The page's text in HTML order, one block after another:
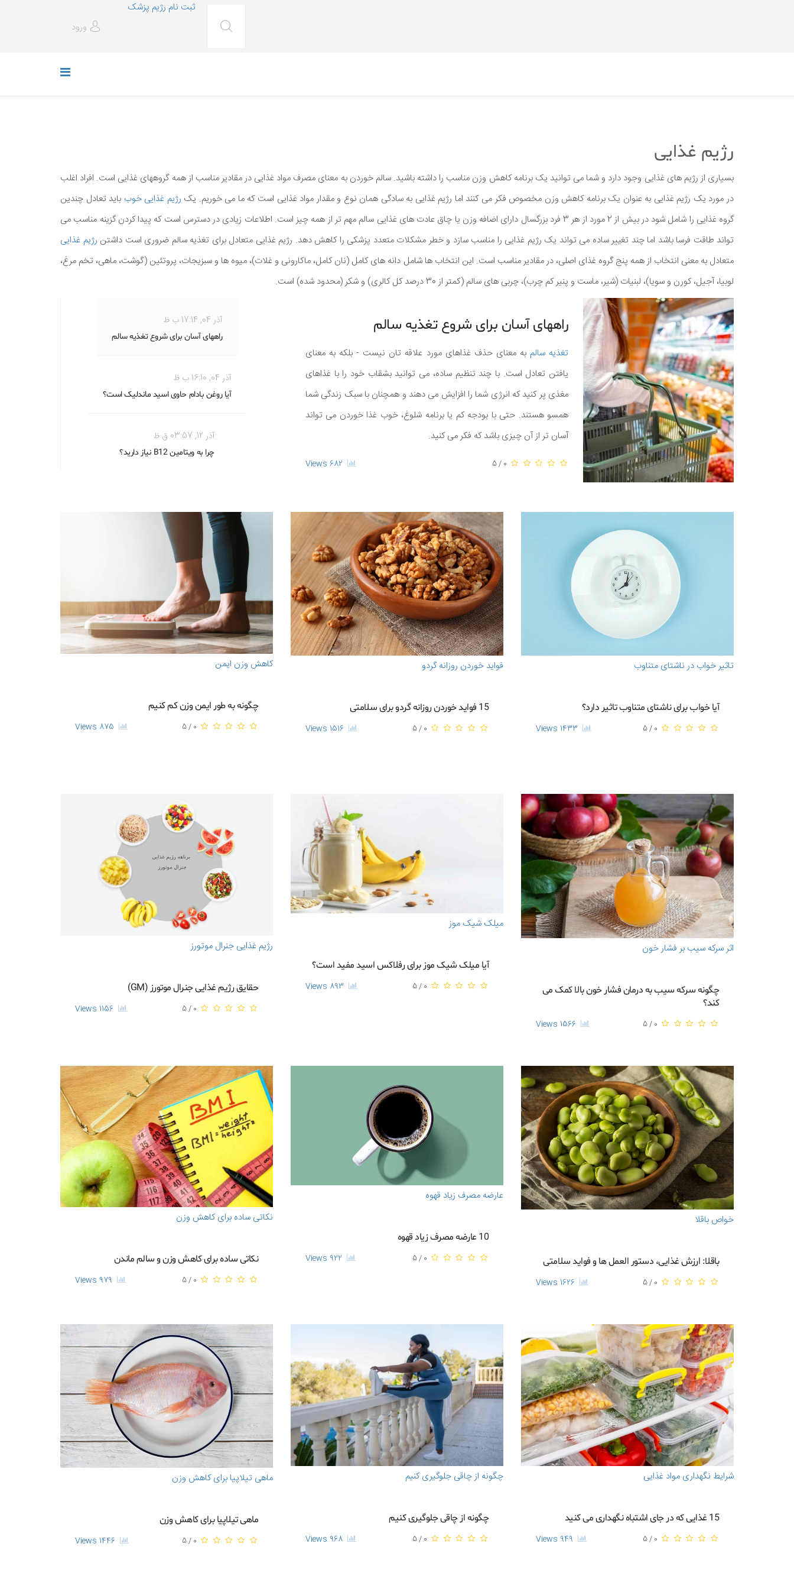
ثبت نام رژیم پزشک
ورود
رژیم غذایی
بسیاری از رژیم های غذایی وجود دارد و شما می توانید یک برنامه کاهش وزن مناسب را داشته باشید. سالم خوردن به معنای مصرف مواد غذایی در مقادیر مناسب از همه گروههای غذایی است. افراد اغلب
در مورد یک رژیم غذایی به عنوان یک برنامه کاهش وزن مخصوص فکر می کنند اما رژیم غذایی به سادگی همان نوع و مقدار مواد غذایی است که ما می خوریم. یک رژیم غذایی خوب باید تعادل چندین
گروه غذایی را شامل شود در بیش از 2 مورد از هر 3 فرد بزرگسال دارای اضافه وزن یا چاق عادت های غذایی سالم مهم تر از همه چیز است. اطلاعات زیادی در دسترس است که پیدا کردن گزینه مناسب می
تواند طاقت فرسا باشد اما چند تغییر ساده می تواند یک رژیم غذایی را مناسب سازد و خطر مشکلات متعدد پزشکی را کاهش دهد. رژیم غذایی متعادل برای تغذیه سالم ضروری است داشتن رژیم غذایی
متعادل به معنی انتخاب از همه پنج گروه غذای اصلی، در مقادیر مناسب است. این انتخاب ها شامل دانه های کامل (نان کامل، ماکارونی و غلات)، میوه ها و سبزیجات، پروتئین (گوشت، ماهی، تخم مرغ،
لوبیا، آجیل، کورن و سویا)، لبنیات (شیر، ماست و پنیر کم چرب)، چربی های سالم (کمتر از 30 درصد کل کالری) و شکر (محدود شده) است.
راههای آسان برای شروع تغذیه سالم‌
تغذیه سالمبه معنای حذف غذاهای مورد علاقه ‌تان نیست - بلکه به معنای
یافتن تعادل است. با چند تنظیم ساده، می ‌توانید بشقاب خود را با غذاهای
مغذی پر کنید که انرژی شما را افزایش می ‌دهند و همچنان با سبک زندگی شما
همسو هستند. حتی با بودجه کم یا برنامه شلوغ، خوب غذا خوردن می ‌تواند
آسان‌ تر از آن چیزی باشد که فکر می ‌کنید.
0 / 5
آذر 04, 17:14 ب ظ
راههای آسان برای شروع تغذیه سالم‌
آذر 04, 16:10 ب ظ
آیا روغن بادام حاوی اسید ماندلیک است؟
آذر 12, 03:57 ق ظ
چرا به ویتامین B12 نیاز دارید؟
تاثیر خواب در ناشتای متناوب
آیا خواب برای ناشتای متناوب تاثیر دارد؟
0 / 5
فواید خوردن روزانه گردو
15 فواید خوردن روزانه گردو برای سلامتی
0 / 5
کاهش وزن ایمن
چگونه به طور ایمن وزن کم کنیم
0 / 5
اثر سرکه سیب بر فشار خون
چگونه سرکه سیب به درمان فشار خون بالا کمک می
کند؟
0 / 5
میلک شیک موز
آیا میلک شیک موز برای رفلاکس اسید مفید است؟
0 / 5
رژیم غذایی جنرال موتورز
حقایق رژیم غذایی جنرال موتورز (GM)
0 / 5
خواص باقلا
باقلا: ارزش غذایی، دستور العمل ها و فواید سلامتی
0 / 5
عارضه مصرف زیاد قهوه
10 عارضه مصرف زیاد قهوه
0 / 5
نکاتی ساده برای کاهش وزن
نکاتی ساده برای کاهش وزن و سالم ماندن
0 / 5
شرایط نگهداری مواد غذایی
15 غذایی که در جای اشتباه نگهداری می کنید
0 / 5
چگونه از چاقی جلوگیری کنیم
چگونه از چاقی جلوگیری کنیم
0 / 5
ماهی تیلاپیا برای کاهش وزن
ماهی تیلاپیا برای کاهش وزن
0 / 5